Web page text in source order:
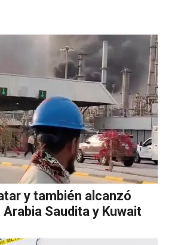
y también alcanzó
Saudita y Kuwait